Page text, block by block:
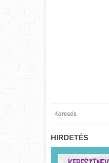
HIRDETÉS